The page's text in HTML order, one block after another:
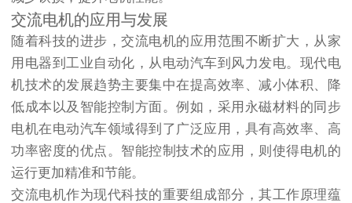
交流电机的应用与发展
随着科技的进步，交流电机的应用范围不断扩大，从家
用电器到工业自动化，从电动汽车到风力发电。现代电
机技术的发展趋势主要集中在提高效率、减小体积、降
低成本以及智能控制方面。例如，采用永磁材料的同步
电机在电动汽车领域得到了广泛应用，具有高效率、高
功率密度的优点。智能控制技术的应用，则使得电机的
运行更加精准和节能。
交流电机作为现代科技的重要组成部分，其工作原理蕴